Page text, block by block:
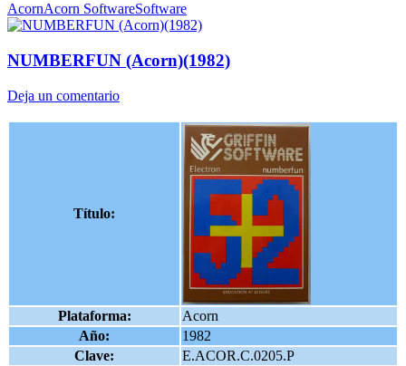
AcornAcorn SoftwareSoftware
NUMBERFUN (Acorn)(1982)
Deja un comentario
Título:
Plataforma:
Acorn
Año:
1982
Clave:
E.ACOR.C.0205.P